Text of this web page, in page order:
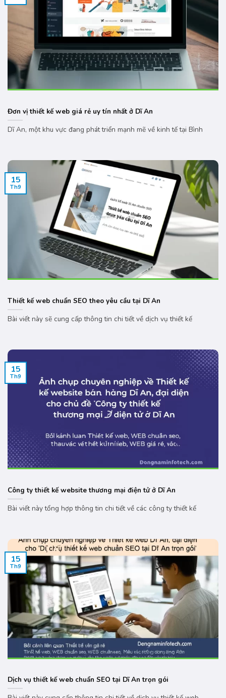
Đơn vị thiết kế web giá rẻ uy tín nhất ở Dĩ An
Dĩ An, một khu vực đang phát triển mạnh mẽ về kinh tế tại Bình
Thiết kế web chuẩn SEO theo yêu cầu tại Dĩ An
Bài viết này sẽ cung cấp thông tin chi tiết về dịch vụ thiết kế
15
Th9
Công ty thiết kế website thương mại điện tử ở Dĩ An
Bài viết này tổng hợp thông tin chi tiết về các công ty thiết kế
15
Th9
Dịch vụ thiết kế web chuẩn SEO tại Dĩ An trọn gói
15
Th9